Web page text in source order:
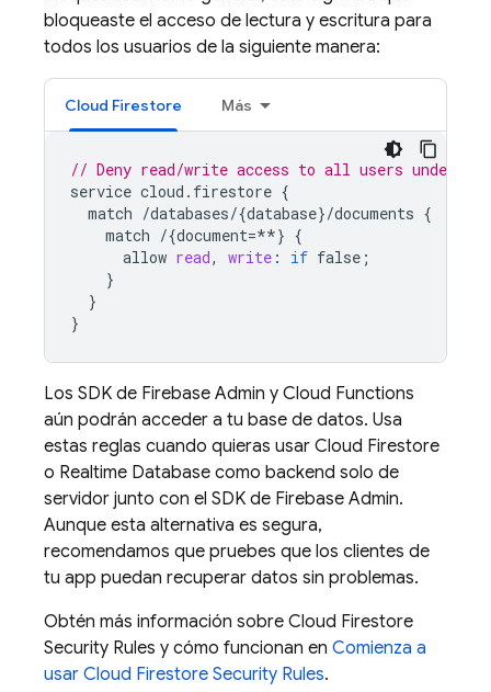
bloqueaste el acceso de lectura y escritura para
todos los usuarios de la siguiente manera:
Cloud Firestore Más
// Deny read/write access to all users under
service cloud . firestore {
match /databases/{database}/documents {
match /{document=**} {
allow read, write : if false ;
}
}
}
Los SDK de Firebase Admin y Cloud Functions
aún podrán acceder a tu base de datos. Usa
estas reglas cuando quieras usar Cloud Firestore
o Realtime Database como backend solo de
servidor junto con el SDK de Firebase Admin.
Aunque esta alternativa es segura,
recomendamos que pruebes que los clientes de
tu app puedan recuperar datos sin problemas.
Obtén más información sobre Cloud Firestore
Security Rules y cómo funcionan en Comienza a
usar Cloud Firestore Security Rules.